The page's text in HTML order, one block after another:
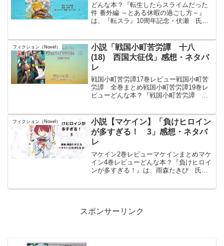
どんな本？『転生したらスライムだった
件 番外編 ～とある休暇の過ごし方～』
は、『転スラ』10周年記念・伏瀬 氏の
会に地下迷宮のお披露目と盛り沢山な内
容の開国祭を無事に終...
フィクション（Novel）
小説「戦国小町苦労譚 十八
(18) 西国大征伐」感想・ネタバ
レ
戦国小町苦労譚17巻レビュー戦国小町苦
労譚 全巻まとめ戦国小町苦労譚19巻レ
ビューどんな本？『戦国小町苦労譚 十
は1579年、織田家による西国攻めが本格
化する中、毛利輝...
フィクション（Novel）
小説【マケイン】「負けヒロイン
が多すぎる！ 3」感想・ネタバ
レ
マケイン2巻レビューマケインまとめマケ
イン4巻レビューどんな本？『負けヒロイ
ンが多すぎる！』は、雨森たきび 氏に
スポンサーリンク